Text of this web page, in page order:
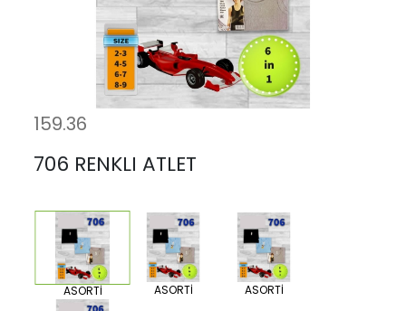
159.36
706 RENKLI ATLET
ASORTİ ASORTİ ASORTİ